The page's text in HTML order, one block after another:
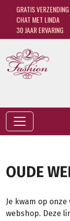
GRATIS
CHAT MET LINDA
30 JAAR ERVARING
OUDE
Je kwam op
webshop. Deze